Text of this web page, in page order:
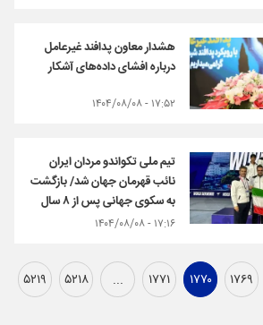
هشدار معاون پدافند غیرعامل
درباره افشای داده‌های آشکار
۱۷:۵۲ - ۱۴۰۴/۰۸/۰۸
تیم ملی تکواندو مردان ایران
نائب قهرمان جهان شد/ بازگشت
به سکوی جهانی پس از ۸ سال
۱۷:۱۶ - ۱۴۰۴/۰۸/۰۸
۱۷۶۹ ۱۷۷۰ ۱۷۷۱ ... ۵۲۱۸ ۵۲۱۹